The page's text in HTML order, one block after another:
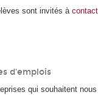
sont invités à
d'emplois
qui souhaitent